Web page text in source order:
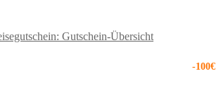
Gutschein-Übersicht
-100€